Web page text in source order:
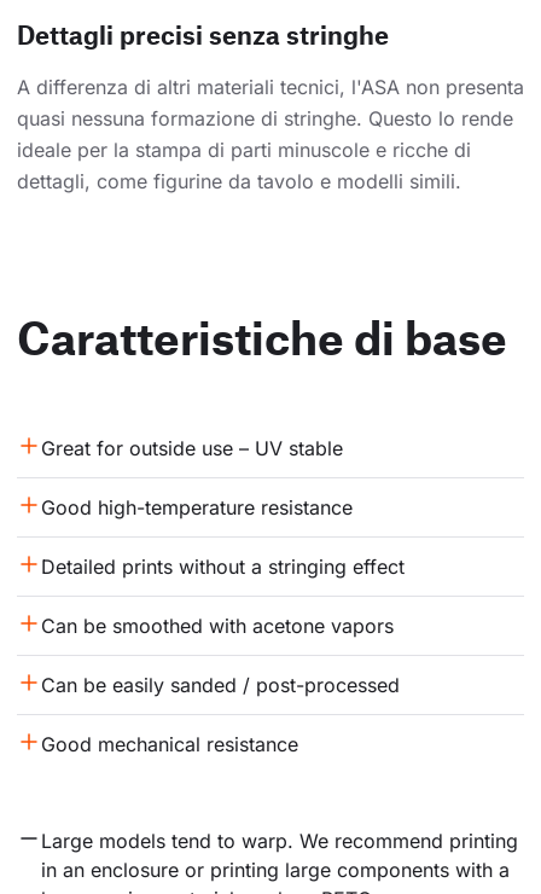
Dettagli precisi senza stringhe
A differenza di altri materiali tecnici, l'ASA non presenta
quasi nessuna formazione di stringhe. Questo lo rende
ideale per la stampa di parti minuscole e ricche di
dettagli, come figurine da tavolo e modelli simili.
Caratteristiche di base
Great for outside use – UV stable
Good high-temperature resistance
Detailed prints without a stringing effect
Can be smoothed with acetone vapors
Can be easily sanded / post-processed
Good mechanical resistance
Large models tend to warp. We recommend printing
in an enclosure or printing large components with a